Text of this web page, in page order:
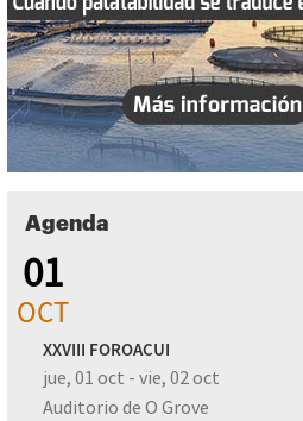
Agenda
01
OCT
XXVIII FOROACUI
jue, 01 oct - vie, 02 oct
Auditorio de O Grove